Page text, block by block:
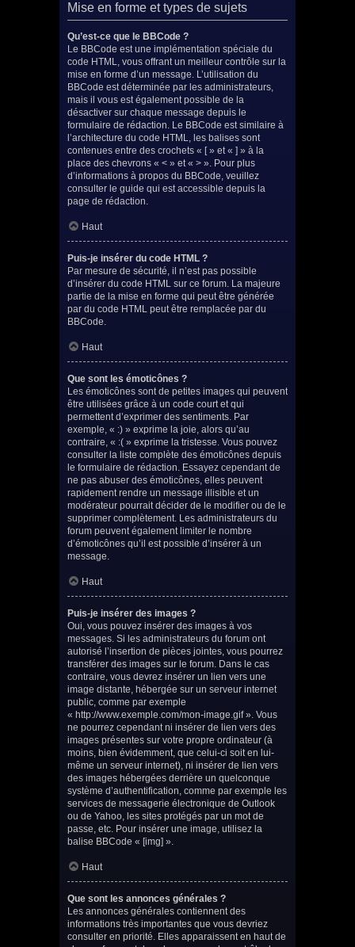
Mise en forme et types de sujets
Qu’est-ce que le BBCode ?
Le BBCode est une implémentation spéciale du
code HTML, vous offrant un meilleur contrôle sur la
mise en forme d’un message. L’utilisation du
BBCode est déterminée par les administrateurs,
mais il vous est également possible de la
désactiver sur chaque message depuis le
formulaire de rédaction. Le BBCode est similaire à
l’architecture du code HTML, les balises sont
contenues entre des crochets « [ » et « ] » à la
place des chevrons « < » et « > ». Pour plus
d’informations à propos du BBCode, veuillez
consulter le guide qui est accessible depuis la
page de rédaction.
Haut
Puis-je insérer du code HTML ?
Par mesure de sécurité, il n’est pas possible
d’insérer du code HTML sur ce forum. La majeure
partie de la mise en forme qui peut être générée
par du code HTML peut être remplacée par du
BBCode.
Haut
Que sont les émoticônes ?
Les émoticônes sont de petites images qui peuvent
être utilisées grâce à un code court et qui
permettent d’exprimer des sentiments. Par
exemple, « :) » exprime la joie, alors qu’au
contraire, « :( » exprime la tristesse. Vous pouvez
consulter la liste complète des émoticônes depuis
le formulaire de rédaction. Essayez cependant de
ne pas abuser des émoticônes, elles peuvent
rapidement rendre un message illisible et un
modérateur pourrait décider de le modifier ou de le
supprimer complètement. Les administrateurs du
forum peuvent également limiter le nombre
d’émoticônes qu’il est possible d’insérer à un
message.
Haut
Puis-je insérer des images ?
Oui, vous pouvez insérer des images à vos
messages. Si les administrateurs du forum ont
autorisé l’insertion de pièces jointes, vous pourrez
transférer des images sur le forum. Dans le cas
contraire, vous devrez insérer un lien vers une
image distante, hébergée sur un serveur internet
public, comme par exemple
« http://www.exemple.com/mon-image.gif ». Vous
ne pourrez cependant ni insérer de lien vers des
images présentes sur votre propre ordinateur (à
moins, bien évidemment, que celui-ci soit en lui-
même un serveur internet), ni insérer de lien vers
des images hébergées derrière un quelconque
système d’authentification, comme par exemple les
services de messagerie électronique de Outlook
ou de Yahoo, les sites protégés par un mot de
passe, etc. Pour insérer une image, utilisez la
balise BBCode « [img] ».
Haut
Que sont les annonces générales ?
Les annonces générales contiennent des
informations très importantes que vous devriez
consulter en priorité. Elles apparaissent en haut de